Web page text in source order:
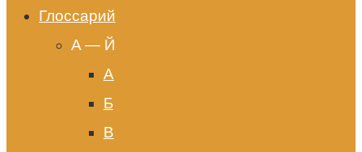
Глоссарий
A — Й
А
Б
В